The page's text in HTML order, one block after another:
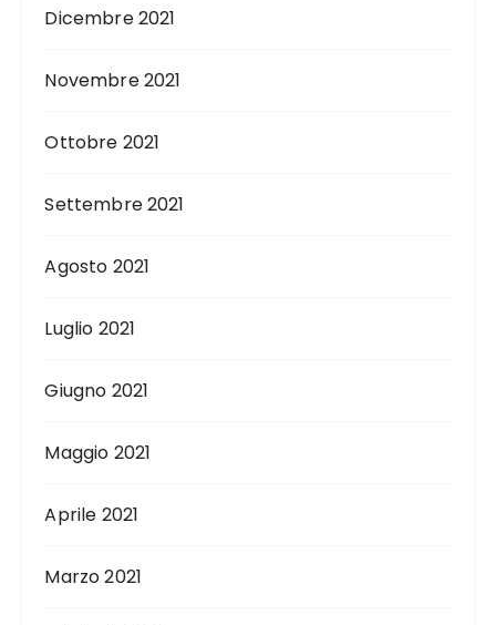
Dicembre 2021
Novembre 2021
Ottobre 2021
Settembre 2021
Agosto 2021
Luglio 2021
Giugno 2021
Maggio 2021
Aprile 2021
Marzo 2021